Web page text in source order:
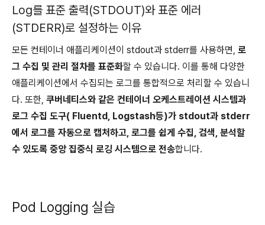
Log를 표준 출력(STDOUT)와 표준 에러
(STDERR)로 설정하는 이유
모든 컨테이너 애플리케이션이 stdout과 stderr를 사용하면, 로
그 수집 및 관리 절차를 표준화할 수 있습니다. 이를 통해 다양한
애플리케이션에서 수집되는 로그를 통합적으로 처리할 수 있습니
다. 또한, 쿠버네티스와 같은 컨테이너 오케스트레이션 시스템과
로그 수집 도구( Fluentd, Logstash등)가 stdout과 stderr
에서 로그를 자동으로 캡처하고, 로그를 쉽게 수집, 검색, 분석할
수 있도록 중앙 집중식 로깅 시스템으로 전송합니다.
Pod Logging 실습